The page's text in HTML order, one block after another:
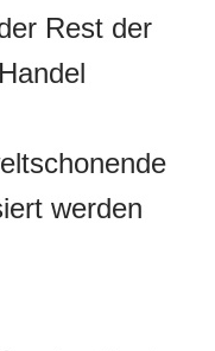
Rest der
werden